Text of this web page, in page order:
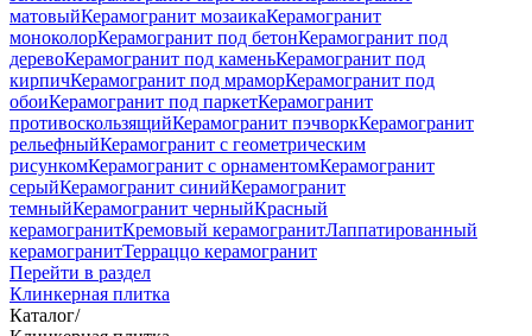
матовыйКерамогранит мозаикаКерамогранит
моноколорКерамогранит под бетонКерамогранит под
деревоКерамогранит под каменьКерамогранит под
кирпичКерамогранит под мраморКерамогранит под
обоиКерамогранит под паркетКерамогранит
противоскользящийКерамогранит пэчворкКерамогранит
рельефныйКерамогранит с геометрическим
рисункомКерамогранит с орнаментомКерамогранит
серыйКерамогранит синийКерамогранит
темныйКерамогранит черныйКрасный
керамогранитКремовый керамогранитЛаппатированный
керамогранитТерраццо керамогранит
Перейти в раздел
Клинкерная плитка
Каталог/